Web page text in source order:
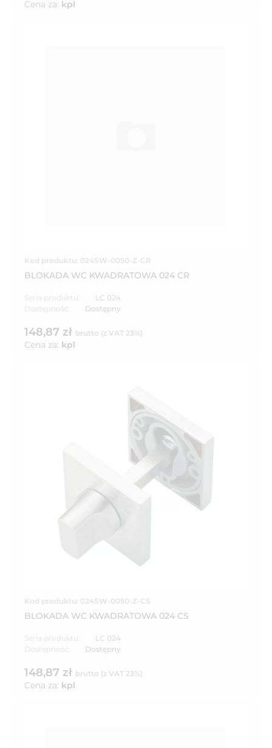
Cena za: kpl
Kod produktu: 024SW-0050-Z-CR
BLOKADA WC KWADRATOWA 024 CR
Seria produktu:
LC 024
Dostępność:
Dostępny
148,87 zł brutto (z VAT 23%)
Cena za: kpl
Kod produktu: 024SW-0050-Z-CS
BLOKADA WC KWADRATOWA 024 CS
Seria produktu:
LC 024
Dostępność:
Dostępny
148,87 zł brutto (z VAT 23%)
Cena za: kpl